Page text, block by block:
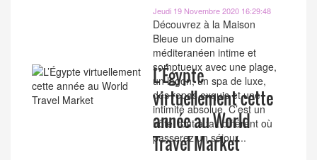
Jeudi 19 Novembre 2020 16:29:48
Découvrez à la Maison
Bleue un domaine
méditeranéen intime et
somptueux avec une plage,
un lagon, un spa de luxe,
des repas exquis et une
intimité absolue. C’est un
hôtel tout à fait différent où
passerez un séjour...
L’Égypte
virtuellement cette
année au World
Travel Market